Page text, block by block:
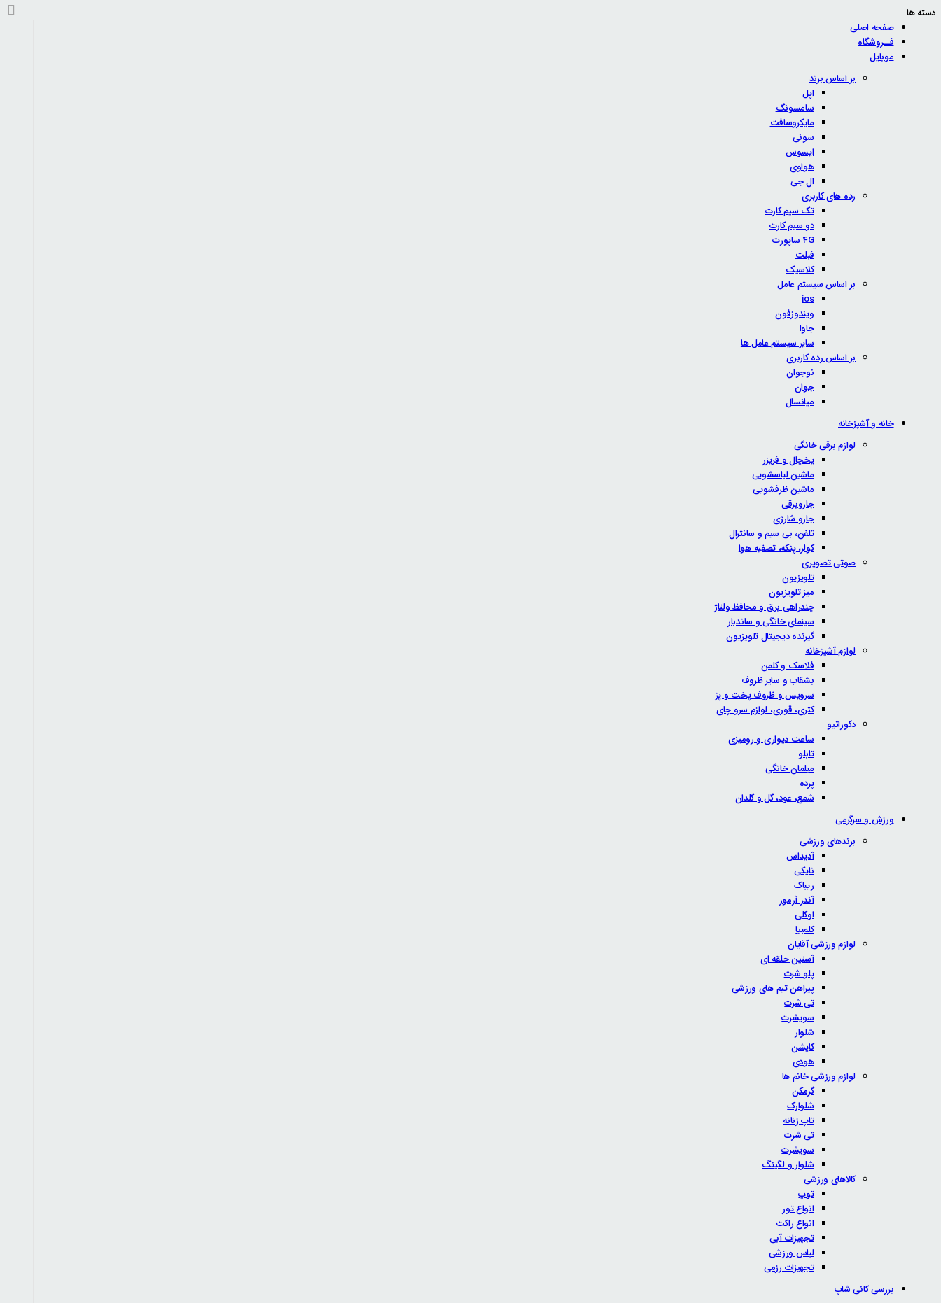
دسته ها
صفحه اصلی
فــروشگاه
موبایل
بر اساس برند
اپل
سامسونگ
مایکروسافت
سونی
ایسوس
هواوی
ال جی
رده های کاربری
تک سیم کارت
دو سیم کارت
4G ساپورت
فبلت
کلاسیک
بر اساس سیستم عامل
ios
ویندوزفون
جاوا
سایر سیستم عامل ها
بر اساس رده کاربری
نوجوان
جوان
میانسال
خانه و آشپزخانه
لوازم برقی خانگی
یخچال و فریزر
ماشین لباسشویی
ماشین ظرفشویی
جاروبرقی
جارو شارژی
تلفن، بی سیم و سانترال
کولر، پنکه، تصفیه هوا
صوتی تصویری
تلویزیون
میز تلویزیون
چندراهی برق و محافظ ولتاژ
سینمای خانگی و ساندبار
گیرنده دیجیتال تلویزیون
لوازم آشپزخانه
فلاسک و کلمن
بشقاب و سایر ظروف
سرویس و ظروف پخت و پز
کتری، قوری، لوازم سرو چای
دکوراتیو
ساعت دیواری و رومیزی
تابلو
مبلمان خانگی
پرده
شمع، عود، گل و گلدان
ورزش و سرگرمی
برندهای ورزشی
آدیداس
نایکی
ریباک
آندر آرمور
اوکلی
کلمبیا
لوازم ورزشی آقایان
آستین حلقه ای
پلو شرت
پیراهن تیم های ورزشی
تی شرت
سویشرت
شلوار
کاپشن
هودی
لوازم ورزشی خانم ها
گرمکن
شلوارک
تاپ زنانه
تی شرت
سویشرت
شلوار و لگینگ
کالاهای ورزشی
توپ
انواع تور
انواع راکت
تجهیزات آبی
لباس ورزشی
تجهیزات رزمی
بررسی کانی شاپ